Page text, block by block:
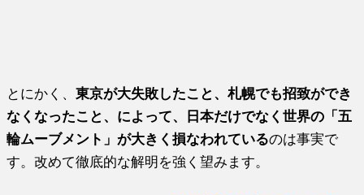
とにかく、東京が大失敗したこと、札幌でも招致ができ
なくなったこと、によって、日本だけでなく世界の「五
輪ムーブメント」が大きく損なわれているのは事実で
す。改めて徹底的な解明を強く望みます。